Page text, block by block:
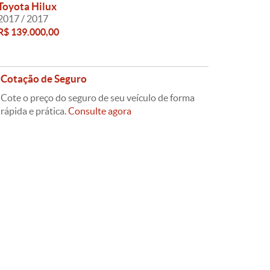
Hilux
/ 2017
139.000,00
Cotação de Seguro
Cote o preço do seguro de seu veículo de forma
rápida e prática.Consulte agora